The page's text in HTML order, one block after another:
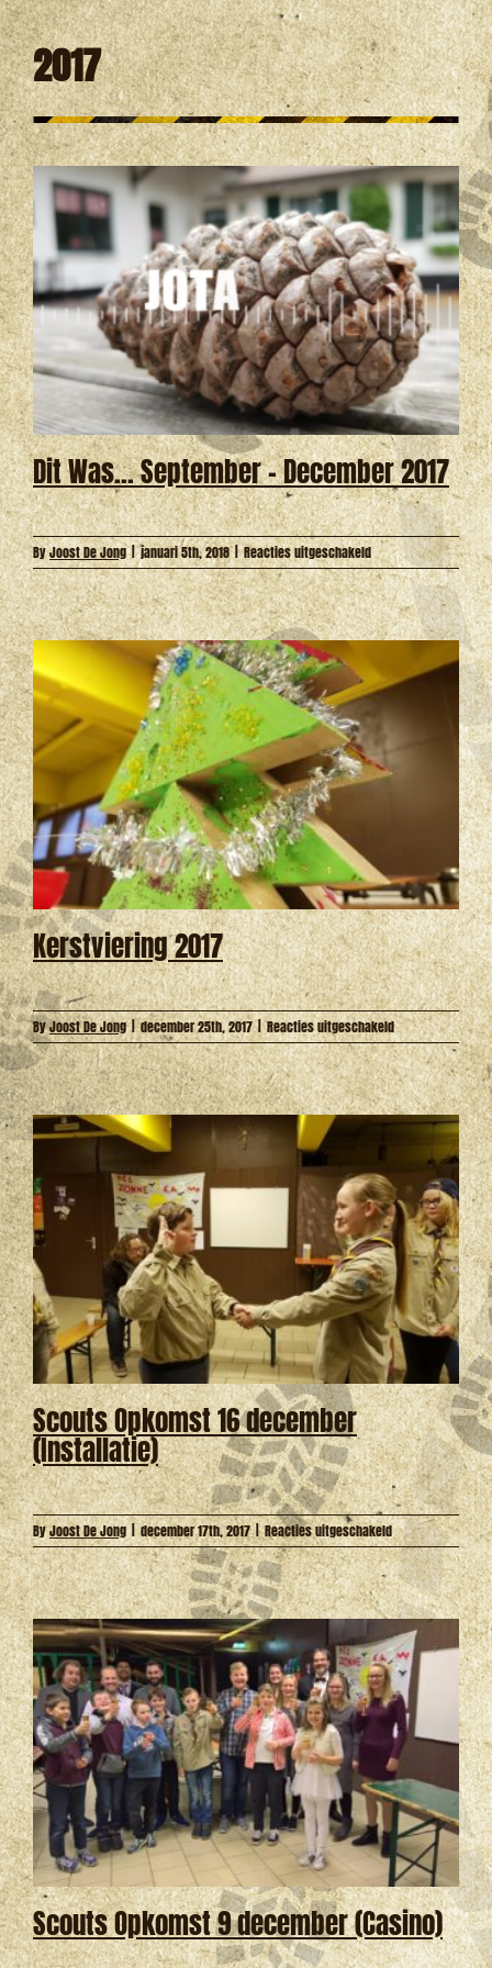
2017
Dit Was… September – December 2017
ByJoost De Jong | januari 5th, 2018 | Reacties uitgeschakeldvoor
Dit
Was…
September
–
2017
Kerstviering 2017
ByJoost De Jong | december 25th, 2017 Reacties uitgeschakeldvoor
Kerstviering
2017
Scouts Opkomst 16 december
(Installatie)
ByJoost De Jong december 17th, 2017 | Reacties uitgeschakeldvoor
Scouts
Opkomst
16
december
(Installatie)
Scouts Opkomst 9 december (Casino)